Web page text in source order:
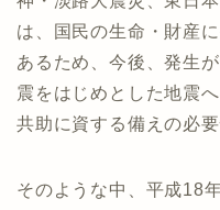
は、国民の生命・財産
あるため、今後、発生
震をはじめとした地震
共助に資する備えの必
そのような中、平成18